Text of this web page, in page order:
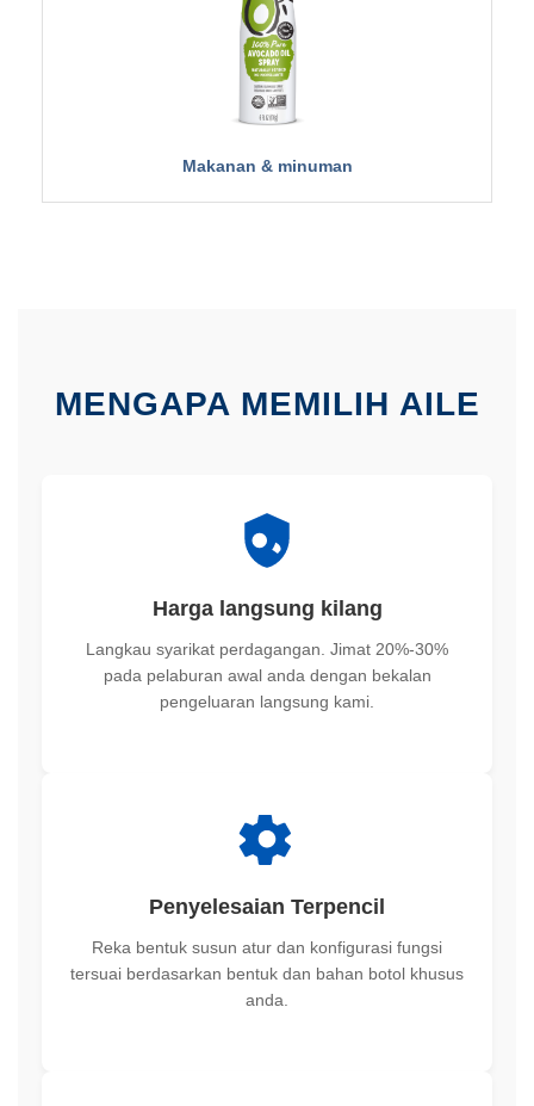
Makanan & minuman
MENGAPA MEMILIH AILE
Harga langsung kilang
Langkau syarikat perdagangan. Jimat 20%-30%
pada pelaburan awal anda dengan bekalan
pengeluaran langsung kami.
Penyelesaian Terpencil
Reka bentuk susun atur dan konfigurasi fungsi
tersuai berdasarkan bentuk dan bahan botol khusus
anda.